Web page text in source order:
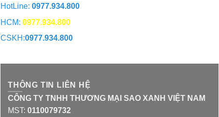
HotLine: 0977.934.800
HCM: 0977.934.800
CSKH:0977.934.800
THÔNG TIN LIÊN HỆ
CÔNG TY TNHH THƯƠNG MẠI SAO XANH VIỆT NAM
MST: 0110079732